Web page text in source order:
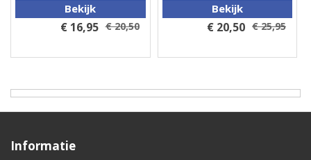
Bekijk
€ 16,95 € 20,50
Bekijk
€ 20,50 € 25,95
Informatie